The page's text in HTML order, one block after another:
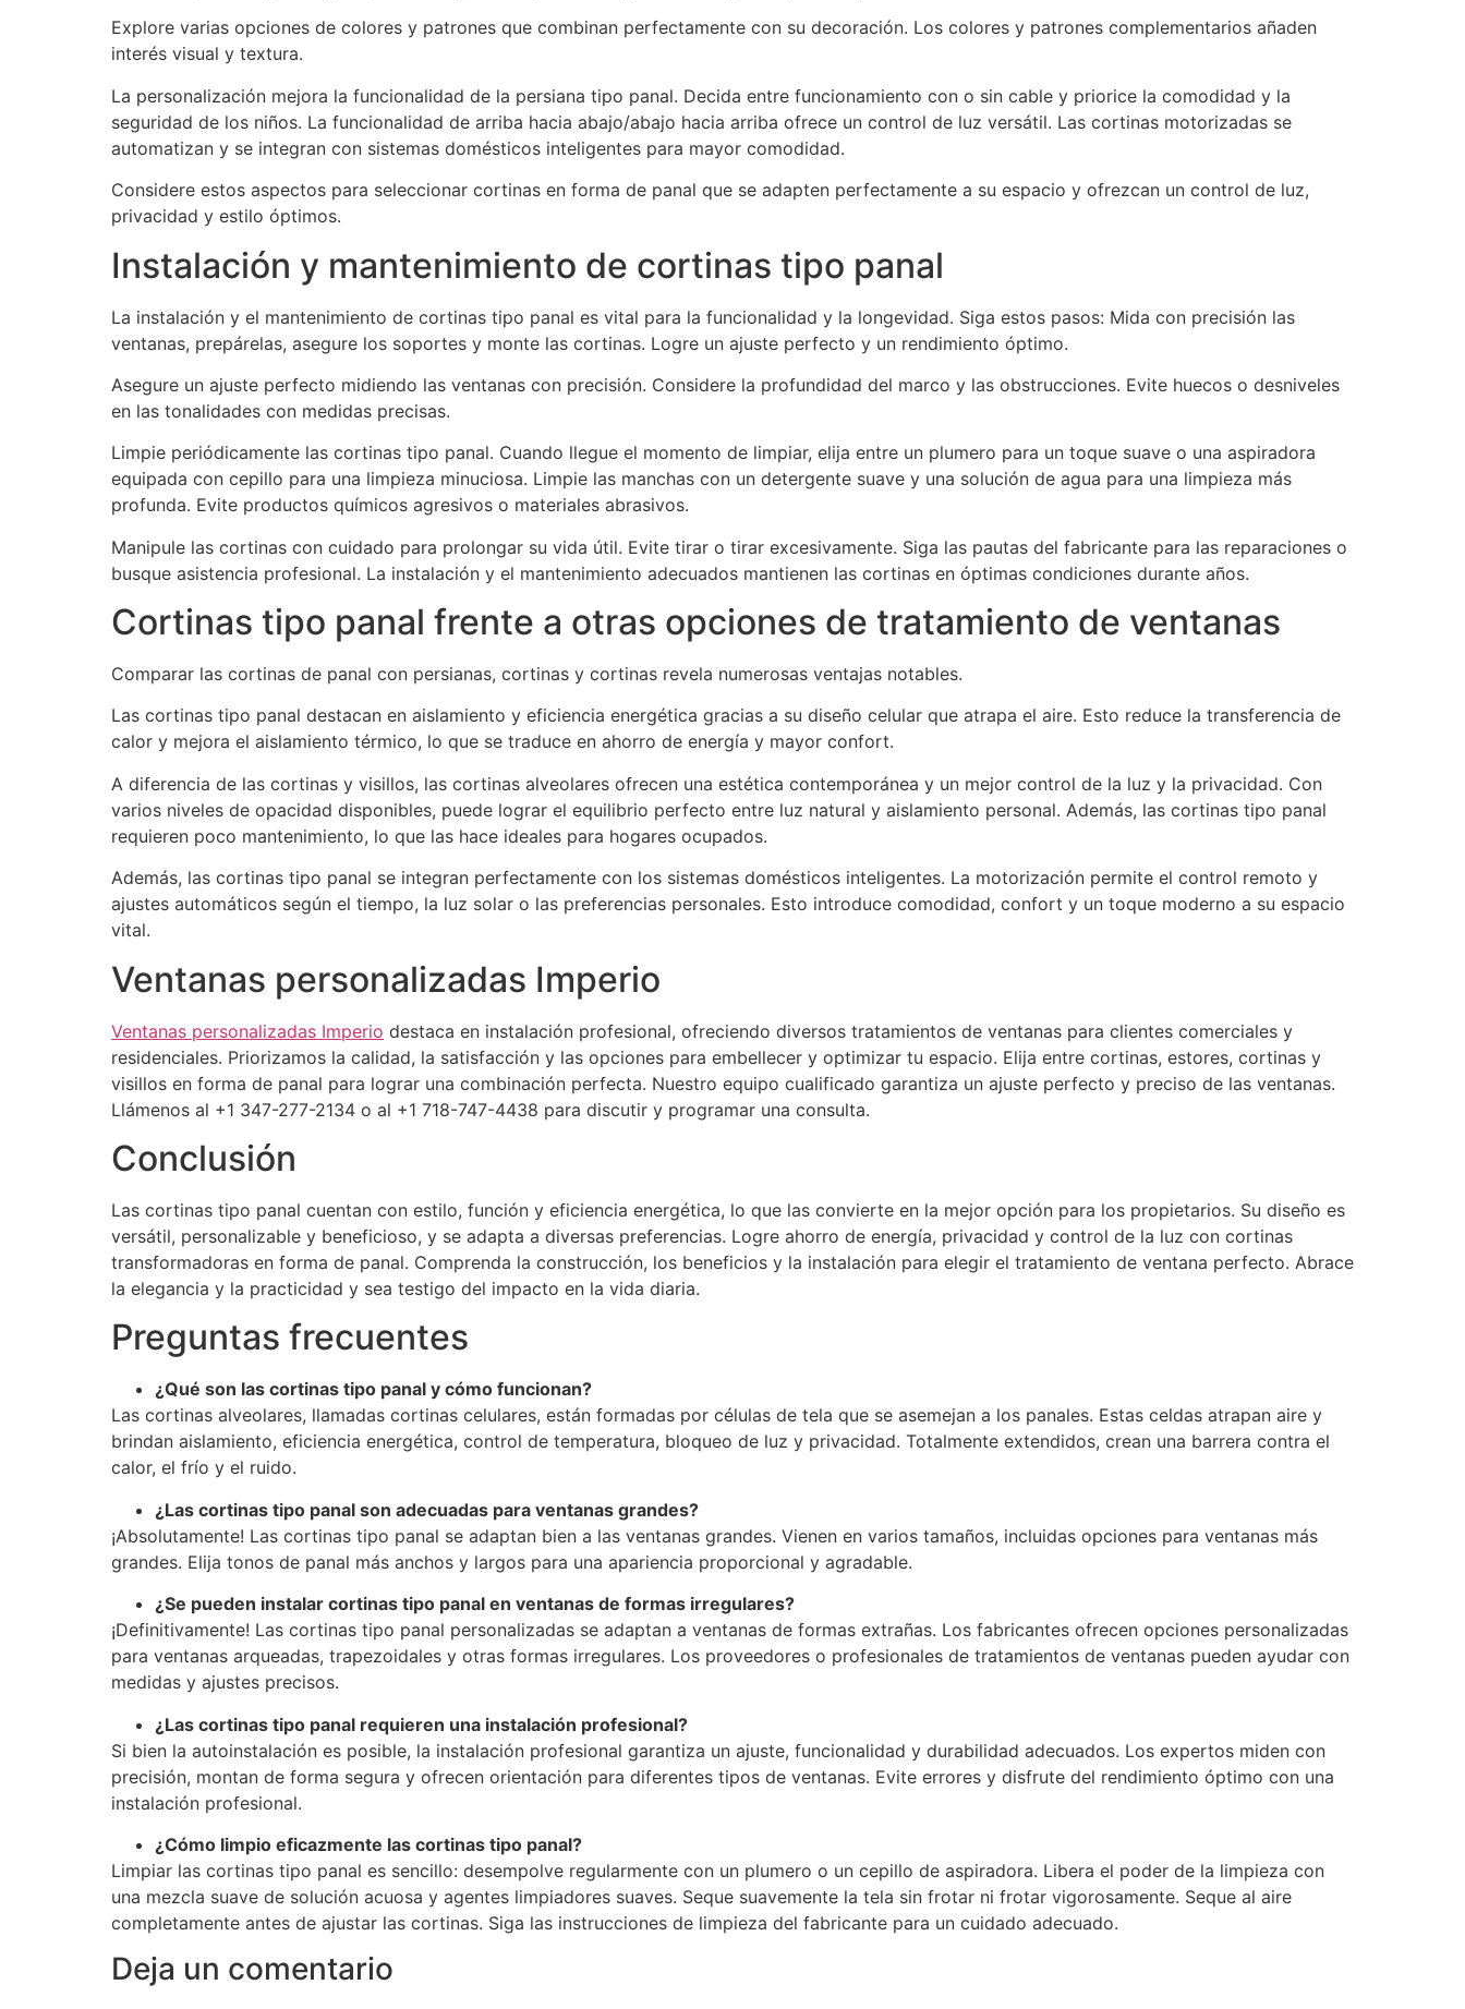
Explore varias opciones de colores y patrones que combinan perfectamente con su decoración. Los colores y patrones complementarios añaden
interés visual y textura.
La personalización mejora la funcionalidad de la persiana tipo panal. Decida entre funcionamiento con o sin cable y priorice la comodidad y la
seguridad de los niños. La funcionalidad de arriba hacia abajo/abajo hacia arriba ofrece un control de luz versátil. Las cortinas motorizadas se
automatizan y se integran con sistemas domésticos inteligentes para mayor comodidad.
Considere estos aspectos para seleccionar cortinas en forma de panal que se adapten perfectamente a su espacio y ofrezcan un control de luz,
privacidad y estilo óptimos.
Instalación y mantenimiento de cortinas tipo panal
La instalación y el mantenimiento de cortinas tipo panal es vital para la funcionalidad y la longevidad. Siga estos pasos: Mida con precisión las
ventanas, prepárelas, asegure los soportes y monte las cortinas. Logre un ajuste perfecto y un rendimiento óptimo.
Asegure un ajuste perfecto midiendo las ventanas con precisión. Considere la profundidad del marco y las obstrucciones. Evite huecos o desniveles
en las tonalidades con medidas precisas.
Limpie periódicamente las cortinas tipo panal. Cuando llegue el momento de limpiar, elija entre un plumero para un toque suave o una aspiradora
equipada con cepillo para una limpieza minuciosa. Limpie las manchas con un detergente suave y una solución de agua para una limpieza más
profunda. Evite productos químicos agresivos o materiales abrasivos.
Manipule las cortinas con cuidado para prolongar su vida útil. Evite tirar o tirar excesivamente. Siga las pautas del fabricante para las reparaciones o
busque asistencia profesional. La instalación y el mantenimiento adecuados mantienen las cortinas en óptimas condiciones durante años.
Cortinas tipo panal frente a otras opciones de tratamiento de ventanas
Comparar las cortinas de panal con persianas, cortinas y cortinas revela numerosas ventajas notables.
Las cortinas tipo panal destacan en aislamiento y eficiencia energética gracias a su diseño celular que atrapa el aire. Esto reduce la transferencia de
calor y mejora el aislamiento térmico, lo que se traduce en ahorro de energía y mayor confort.
A diferencia de las cortinas y visillos, las cortinas alveolares ofrecen una estética contemporánea y un mejor control de la luz y la privacidad. Con
varios niveles de opacidad disponibles, puede lograr el equilibrio perfecto entre luz natural y aislamiento personal. Además, las cortinas tipo panal
requieren poco mantenimiento, lo que las hace ideales para hogares ocupados.
Además, las cortinas tipo panal se integran perfectamente con los sistemas domésticos inteligentes. La motorización permite el control remoto y
ajustes automáticos según el tiempo, la luz solar o las preferencias personales. Esto introduce comodidad, confort y un toque moderno a su espacio
vital.
Ventanas personalizadas Imperio
Ventanas personalizadas Imperio destaca en instalación profesional, ofreciendo diversos tratamientos de ventanas para clientes comerciales y
residenciales. Priorizamos la calidad, la satisfacción y las opciones para embellecer y optimizar tu espacio. Elija entre cortinas, estores, cortinas y
visillos en forma de panal para lograr una combinación perfecta. Nuestro equipo cualificado garantiza un ajuste perfecto y preciso de las ventanas.
Llámenos al +1 347-277-2134 o al +1 718-747-4438 para discutir y programar una consulta.
Conclusión
Las cortinas tipo panal cuentan con estilo, función y eficiencia energética, lo que las convierte en la mejor opción para los propietarios. Su diseño es
versátil, personalizable y beneficioso, y se adapta a diversas preferencias. Logre ahorro de energía, privacidad y control de la luz con cortinas
transformadoras en forma de panal. Comprenda la construcción, los beneficios y la instalación para elegir el tratamiento de ventana perfecto. Abrace
la elegancia y la practicidad y sea testigo del impacto en la vida diaria.
Preguntas frecuentes
¿Qué son las cortinas tipo panal y cómo funcionan?
Las cortinas alveolares, llamadas cortinas celulares, están formadas por células de tela que se asemejan a los panales. Estas celdas atrapan aire y
brindan aislamiento, eficiencia energética, control de temperatura, bloqueo de luz y privacidad. Totalmente extendidos, crean una barrera contra el
calor, el frío y el ruido.
¿Las cortinas tipo panal son adecuadas para ventanas grandes?
¡Absolutamente! Las cortinas tipo panal se adaptan bien a las ventanas grandes. Vienen en varios tamaños, incluidas opciones para ventanas más
grandes. Elija tonos de panal más anchos y largos para una apariencia proporcional y agradable.
¿Se pueden instalar cortinas tipo panal en ventanas de formas irregulares?
¡Definitivamente! Las cortinas tipo panal personalizadas se adaptan a ventanas de formas extrañas. Los fabricantes ofrecen opciones personalizadas
para ventanas arqueadas, trapezoidales y otras formas irregulares. Los proveedores o profesionales de tratamientos de ventanas pueden ayudar con
medidas y ajustes precisos.
¿Las cortinas tipo panal requieren una instalación profesional?
Si bien la autoinstalación es posible, la instalación profesional garantiza un ajuste, funcionalidad y durabilidad adecuados. Los expertos miden con
precisión, montan de forma segura y ofrecen orientación para diferentes tipos de ventanas. Evite errores y disfrute del rendimiento óptimo con una
instalación profesional.
¿Cómo limpio eficazmente las cortinas tipo panal?
Limpiar las cortinas tipo panal es sencillo: desempolve regularmente con un plumero o un cepillo de aspiradora. Libera el poder de la limpieza con
una mezcla suave de solución acuosa y agentes limpiadores suaves. Seque suavemente la tela sin frotar ni frotar vigorosamente. Seque al aire
completamente antes de ajustar las cortinas. Siga las instrucciones de limpieza del fabricante para un cuidado adecuado.
Deja un comentario